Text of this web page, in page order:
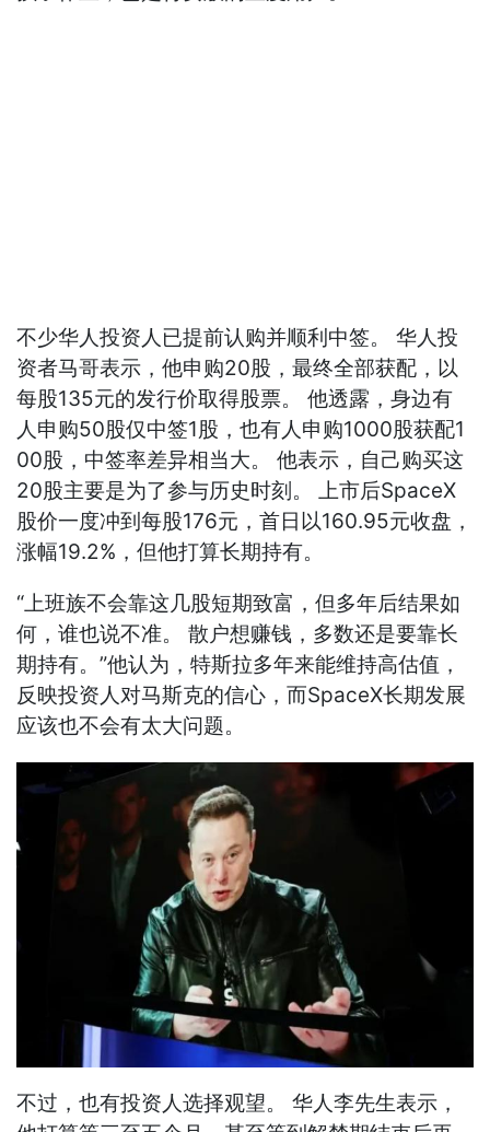
不少华人投资人已提前认购并顺利中签。 华人投
资者马哥表示，他申购20股，最终全部获配，以
每股135元的发行价取得股票。 他透露，身边有
人申购50股仅中签1股，也有人申购1000股获配1
00股，中签率差异相当大。 他表示，自己购买这
20股主要是为了参与历史时刻。 上市后SpaceX
股价一度冲到每股176元，首日以160.95元收盘，
涨幅19.2%，但他打算长期持有。
“上班族不会靠这几股短期致富，但多年后结果如
何，谁也说不准。 散户想赚钱，多数还是要靠长
期持有。”他认为，特斯拉多年来能维持高估值，
反映投资人对马斯克的信心，而SpaceX长期发展
应该也不会有太大问题。
不过，也有投资人选择观望。 华人李先生表示，